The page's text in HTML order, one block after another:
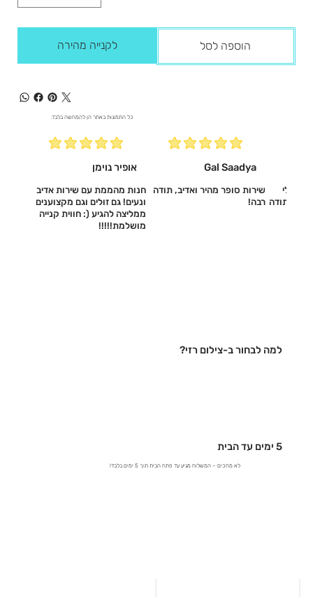
הוספה לסל לקנייה מהירה
כל התמונות באתר הן להמחשה בלבד.
אופיר נוימן
חנות מהממת עם שירות אדיב
ונעים! גם זולים וגם מקצוענים
ממליצה להגיע (: חווית קנייה
מושלמת!!!!!‎
Gal Saadya
שירות סופר מהיר ואדיב, תודה
רבה!
לי
תודה
למה לבחור ב-צילום רזי?
5 ימים עד הבית
לא מחכים – המשלוח מגיע עד פתח הבית תוך 5 ימים בלבד!